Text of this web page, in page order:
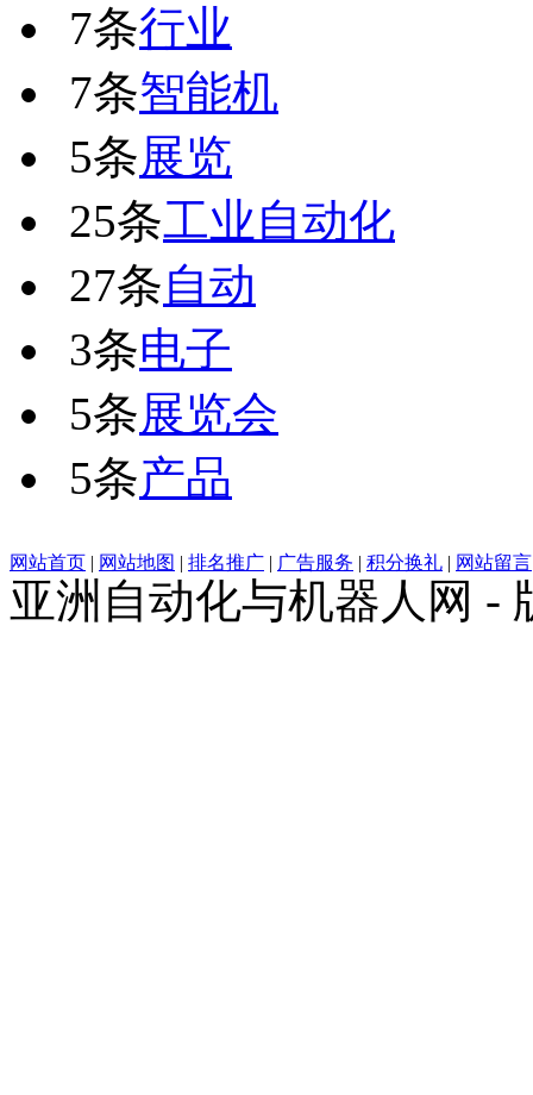
7条行业
7条智能机
5条展览
25条工业自动化
27条自动
3条电子
5条展览会
5条产品
网站首页 | 网站地图 | 排名推广 | 广告服务 | 积分换礼 | 网站留言
亚洲自动化与机器人网 -